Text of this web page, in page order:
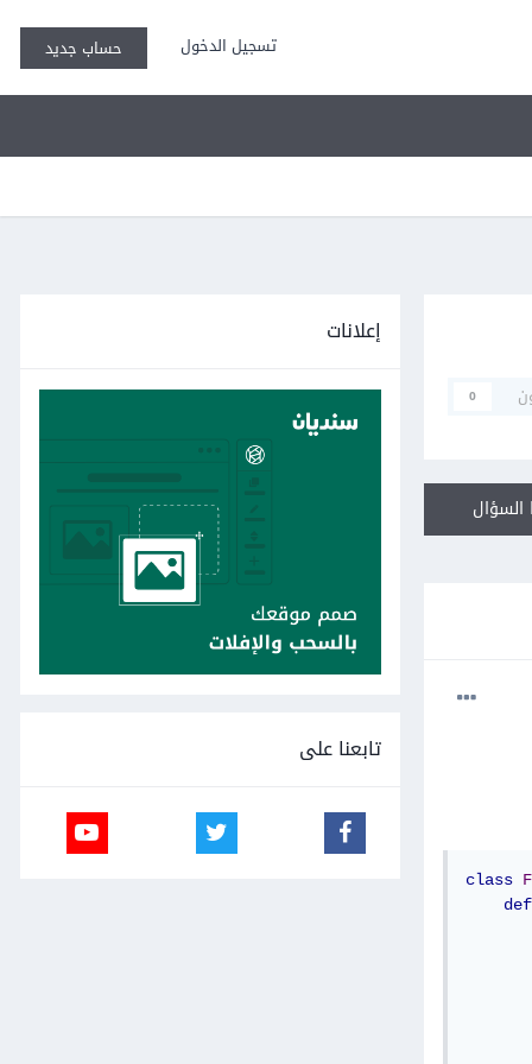
تسجيل الدخول حساب جديد
0
class
def
إعلانات
تابعنا على